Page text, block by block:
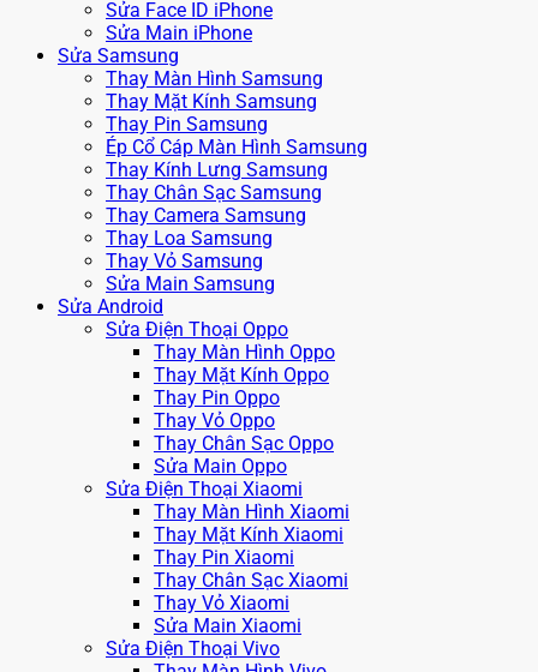
Sửa Face ID iPhone
Sửa Main iPhone
Sửa Samsung
Thay Màn Hình Samsung
Thay Mặt Kính Samsung
Thay Pin Samsung
Ép Cổ Cáp Màn Hình Samsung
Thay Kính Lưng Samsung
Thay Chân Sạc Samsung
Thay Camera Samsung
Thay Loa Samsung
Thay Vỏ Samsung
Sửa Main Samsung
Sửa Android
Sửa Điện Thoại Oppo
Thay Màn Hình Oppo
Thay Mặt Kính Oppo
Thay Pin Oppo
Thay Vỏ Oppo
Thay Chân Sạc Oppo
Sửa Main Oppo
Sửa Điện Thoại Xiaomi
Thay Màn Hình Xiaomi
Thay Mặt Kính Xiaomi
Thay Pin Xiaomi
Thay Chân Sạc Xiaomi
Thay Vỏ Xiaomi
Sửa Main Xiaomi
Sửa Điện Thoại Vivo